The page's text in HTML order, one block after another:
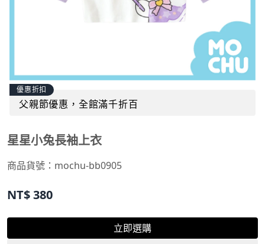
優惠折扣
父親節優惠，全館滿千折百
星星小兔長袖上衣
商品貨號： mochu-bb0905
NT$380
立即選購